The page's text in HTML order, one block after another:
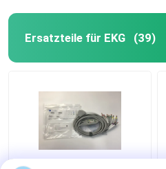
Ersatzteile für EKG (39)